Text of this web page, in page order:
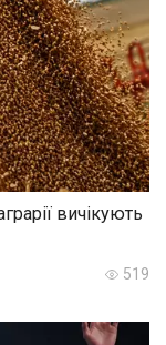
вичікують
519